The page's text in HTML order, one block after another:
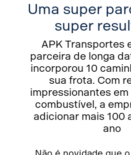
Uma super
super
APK Transportes
parceira de longa
incorporou 10
sua frota. Com
impressionantes
combustível, a
adicionar mais 100
ano